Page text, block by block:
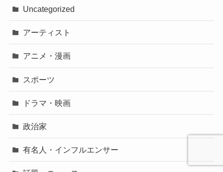
Uncategorized
アーティスト
アニメ・漫画
スポーツ
ドラマ・映画
政治家
有名人・インフルエンサー